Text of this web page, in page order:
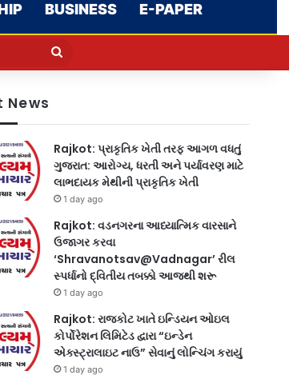
BUSINESS E-PAPER
Search
News
Rajkot: પ્રાકૃતિક ખેતી તરફ આગળ વધતું
ગુજરાત: આરોગ્ય, ધરતી અને પર્યાવરણ માટે
લાભદાયક મેથીની પ્રાકૃતિક ખેતી
1 day ago
Rajkot: વડનગરના આધ્યાત્મિક વારસાને
ઉજાગર કરવા
‘Shravanotsav@Vadnagar’ રીલ
સ્પર્ધાનો દ્વિતીય તબક્કો આજથી શરૂ
1 day ago
Rajkot: રાજકોટ ખાતે ઇન્ડિયન ઓઇલ
કોર્પોરેશન લિમિટેડ દ્વારા “ઇન્ડેન
એક્સ્ટ્રાલાઇટ નાઉ” સેવાનું લોન્ચિંગ કરાયું
1 day ago